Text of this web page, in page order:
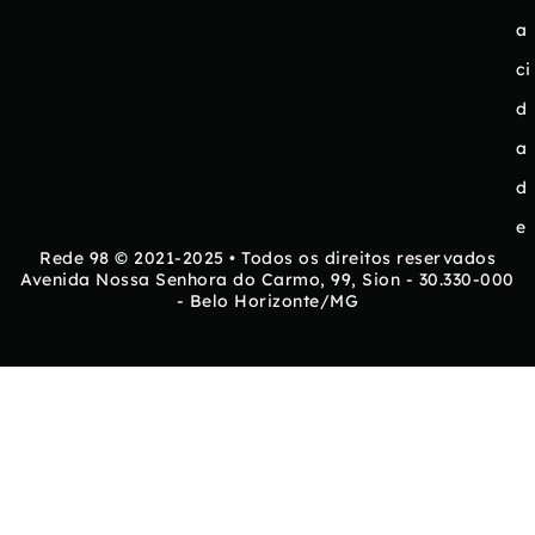
a
ci
d
a
d
e
Rede 98 © 2021-2025 • Todos os direitos reservados
Avenida Nossa Senhora do Carmo, 99, Sion - 30.330-000
- Belo Horizonte/MG